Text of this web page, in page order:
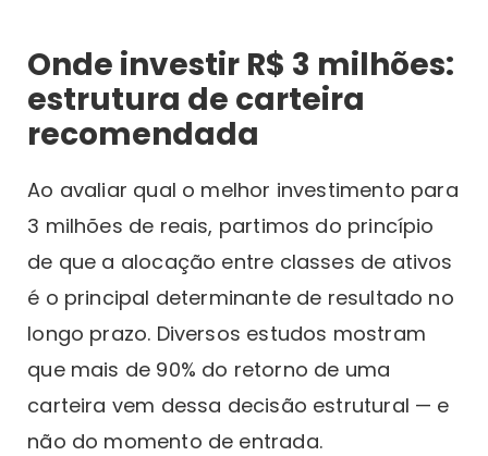
Onde investir R$ 3 milhões:
estrutura de carteira
recomendada
Ao avaliar qual o melhor investimento para
3 milhões de reais, partimos do princípio
de que a alocação entre classes de ativos
é o principal determinante de resultado no
longo prazo. Diversos estudos mostram
que mais de 90% do retorno de uma
carteira vem dessa decisão estrutural — e
não do momento de entrada.